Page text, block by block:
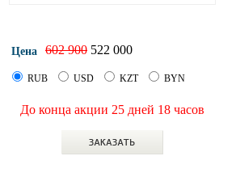
Цена 602 900 522 000
RUB USD KZT BYN
До конца акции 25 дней 18 часов